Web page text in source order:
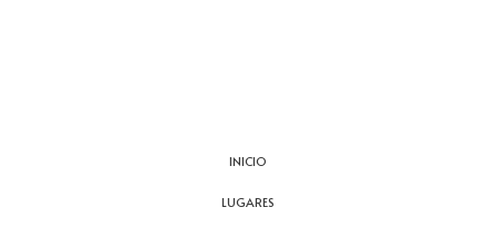
INICIO
LUGARES